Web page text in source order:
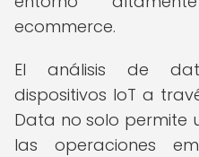
ecommerce.
El análisis de
dispositivos IoT a
Data no solo permite
las operaciones